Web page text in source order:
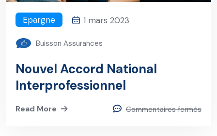
Epargne 1 mars 2023
Buisson Assurances
Nouvel Accord National
Interprofessionnel
Read More Commentaires fermés